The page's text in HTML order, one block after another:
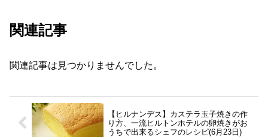
関連記事
関連記事は見つかりませんでした。
【ヒルナンデス】カステラ玉子焼きの作
り方、一流ヒルトンホテルの卵焼きがお
うちで出来るシェフのレシピ(6月23日)